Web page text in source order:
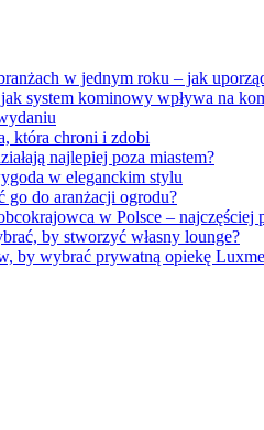
w jednym roku – jak
system kominowy wpływa na
która chroni i zdobi
najlepiej poza miastem?
w eleganckim stylu
go do aranżacji ogrodu?
w Polsce – najczęściej
by stworzyć własny lounge?
by wybrać prywatną opiekę